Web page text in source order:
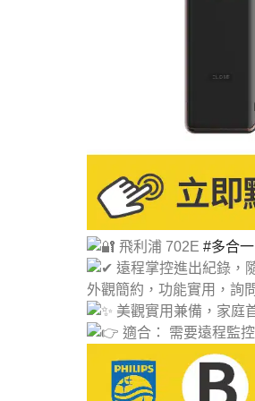
飛利浦 702E #多合一
遠程掌控進出紀錄，
外觀簡約，功能實用，詢
美觀實用兼備，家庭
適合： 需要遠程監